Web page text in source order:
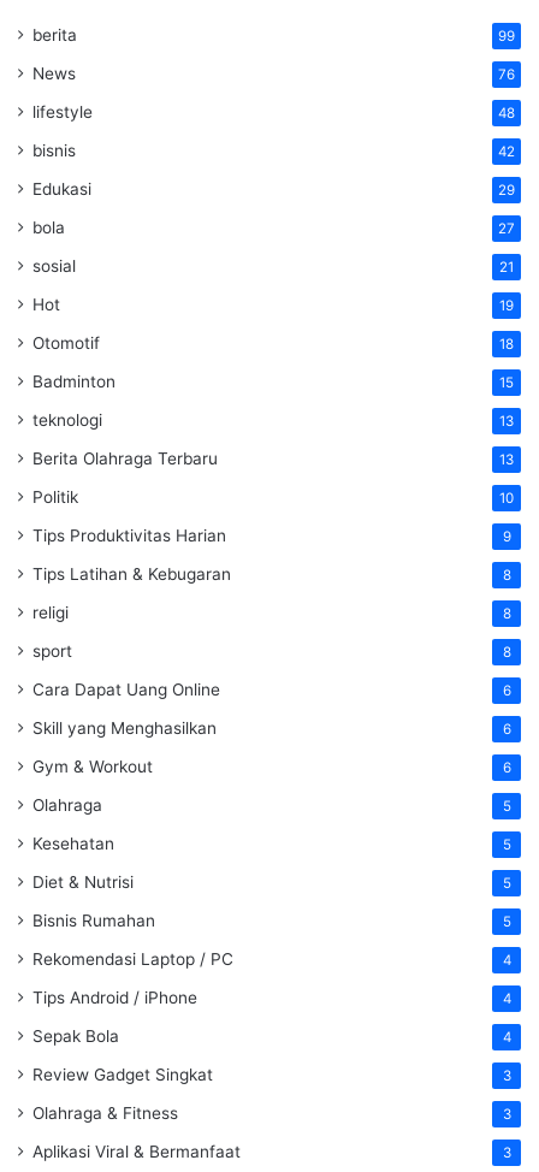
berita 99
News 76
lifestyle 48
bisnis 42
Edukasi 29
bola 27
sosial 21
Hot 19
Otomotif 18
Badminton 15
teknologi 13
Berita Olahraga Terbaru 13
Politik 10
Tips Produktivitas Harian 9
Tips Latihan & Kebugaran 8
religi 8
sport 8
Cara Dapat Uang Online 6
Skill yang Menghasilkan 6
Gym & Workout 6
Olahraga 5
Kesehatan 5
Diet & Nutrisi 5
Bisnis Rumahan 5
Rekomendasi Laptop / PC 4
Tips Android / iPhone 4
Sepak Bola 4
Review Gadget Singkat 3
Olahraga & Fitness 3
Aplikasi Viral & Bermanfaat 3